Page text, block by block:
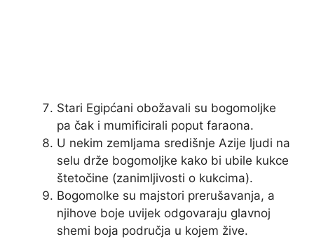
Stari Egipćani obožavali su bogomoljke
pa čak i mumificirali poput faraona.
U nekim zemljama središnje Azije ljudi na
selu drže bogomoljke kako bi ubile kukce
štetočine (zanimljivosti o kukcima).
Bogomolke su majstori prerušavanja, a
njihove boje uvijek odgovaraju glavnoj
shemi boja područja u kojem žive.